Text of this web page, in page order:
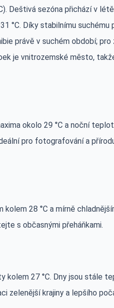
Deštivá sezóna přichází v
°C. Díky stabilnímu
právě v suchém období; pro
je vnitrozemské město,
okolo 29 °C a noční
pro fotografování a
kolem 28 °C a mírně
s občasnými přeháňkami.
kolem 27 °C. Dny jsou stále
zelenější krajiny a lepšího